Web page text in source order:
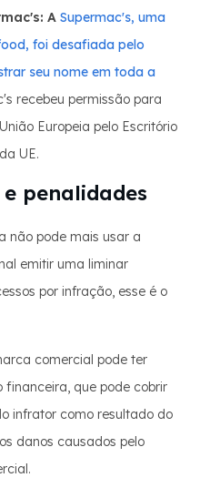
A Supermac's, uma
foi desafiada pelo
seu nome em toda a
recebeu permissão para
Europeia pelo Escritório
UE.
penalidades
não pode mais usar a
emitir uma liminar
por infração, esse é o
comercial pode ter
que pode cobrir
infrator como resultado do
danos causados pelo